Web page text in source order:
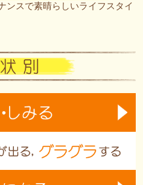
ンスで素晴らしいライフスタイ